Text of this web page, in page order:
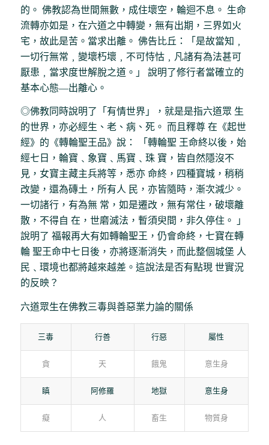
的。 佛教認為世間無數，成住壞空，輪迴不息。 生命
流轉亦如是，在六道之中轉變，無有出期，三界如火
宅，故此是苦。當求出離。 佛告比丘：「是故當知﹐
一切行無常﹐變壞朽壞﹐不可恃怙﹐凡諸有為法甚可
厭患﹐當求度世解脫之道。」 說明了修行者當確立的
基本心態—出離心。
◎佛教同時說明了「有情世界」，就是是指六道眾 生
的世界，亦必經生、老、病、死。 而且釋尊 在《起世
經》的《轉輪聖王品》說： 「轉輪聖 王命終以後，始
經七日，輪寶﹑象寶﹑馬寶﹑珠 寶，皆自然隱沒不
見，女寶主藏主兵將等，悉亦 命終，四種寶城，稍稍
改變，還為磚土，所有人 民，亦皆隨時，漸次減少。
一切諸行，有為無 常，如是遷改，無有常住，破壞離
散，不得自 在，世磨滅法，暫須臾間，非久停住。 」
說明了 福報再大有如轉輪聖王，仍會命終，七寶在轉
輪 聖王命中七日後，亦將逐漸消失，而此整個城堡 人
民﹑環境也都將越來越差。這說法是否有點現 世實況
的反映？
六道眾生在佛教三毒與善惡業力論的關係
三毒 行善 行惡 屬性
貪 天 餓鬼 意生身
瞋 阿修羅 地獄 意生身
癡 人 畜生 物質身